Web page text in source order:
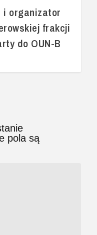
i organizator
frakcji
do OUN-B
pola są